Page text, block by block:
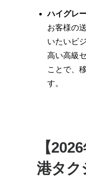
ハイグレ
お客様の
いたいビ
高い高級
ことで、
す。
【
港タク